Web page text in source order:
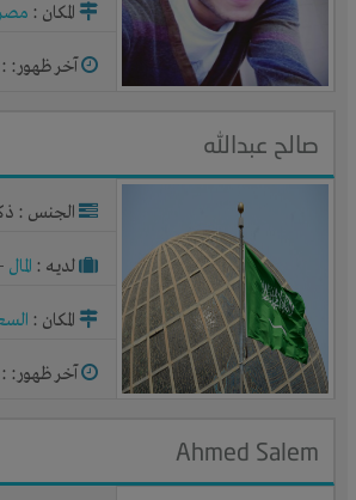
المكان :
آخر ظهور: : منذ
صالح عبدالله
الجنس :
لديـه : المال -
المكان :
آخر ظهور: : منذ
Ahmed Salem